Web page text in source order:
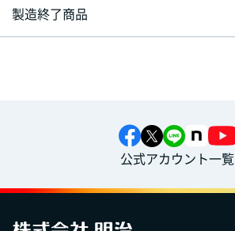
製造終了商品
公式アカウント一覧